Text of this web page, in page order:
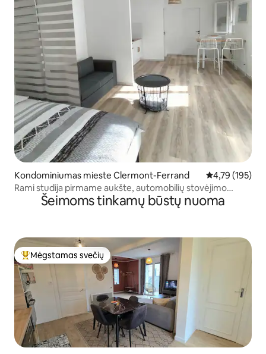
Kondominiumas mieste Clermont-Ferrand Vidutinis
4,79 (195)
Rami studija pirmame aukšte, automobilių stovėjimo
aikštelė priešais duris
Šeimoms tinkamų būstų nuoma
Svečių mėgstamiausias
Mėgstamas svečių